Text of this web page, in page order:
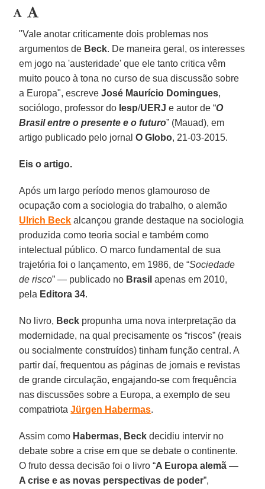
"Vale anotar criticamente dois problemas nos
argumentos de Beck. De maneira geral, os interesses
em jogo na 'austeridade' que ele tanto critica vêm
muito pouco à tona no curso de sua discussão sobre
a Europa", escreveJosé Maurício Domingues,
sociólogo, professor do Iesp/UERJ e autor de “O
Brasil entre o presente e o futuro” (Mauad), em
artigo publicado pelo jornalO Globo, 21-03-2015.
Eis o artigo.
Após um largo período menos glamouroso de
ocupação com a sociologia do trabalho, o alemão
Ulrich Beck alcançou grande destaque na sociologia
produzida como teoria social e também como
intelectual público. O marco fundamental de sua
trajetória foi o lançamento, em 1986, de “Sociedade
de risco” — publicado no Brasil apenas em 2010,
pela Editora 34.
No livro, Beck propunha uma nova interpretação da
modernidade, na qual precisamente os “riscos” (reais
ou socialmente construídos) tinham função central. A
partir daí, frequentou as páginas de jornais e revistas
de grande circulação, engajando-se com frequência
nas discussões sobre a Europa, a exemplo de seu
compatriotaJürgen Habermas.
Assim como Habermas, Beck decidiu intervir no
debate sobre a crise em que se debate o continente.
O fruto dessa decisão foi o livro “A Europa alemã —
A crise e as novas perspectivas de poder”,